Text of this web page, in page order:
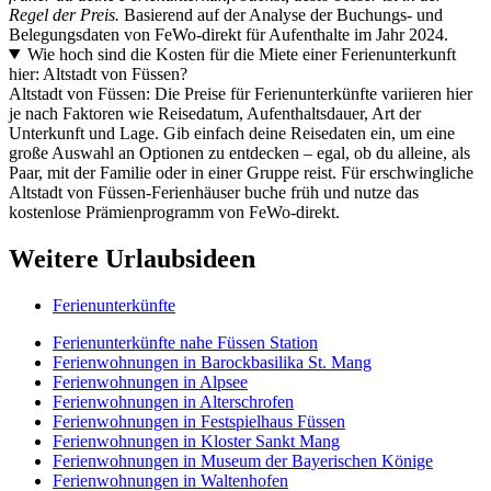
Regel der Preis. Basierend auf der Analyse der Buchungs- und
Belegungsdaten von FeWo-direkt für Aufenthalte im Jahr 2024.
Wie hoch sind die Kosten für die Miete einer Ferienunterkunft
hier: Altstadt von Füssen?
Altstadt von Füssen: Die Preise für Ferienunterkünfte variieren hier
je nach Faktoren wie Reisedatum, Aufenthaltsdauer, Art der
Unterkunft und Lage. Gib einfach deine Reisedaten ein, um eine
große Auswahl an Optionen zu entdecken – egal, ob du alleine, als
Paar, mit der Familie oder in einer Gruppe reist. Für erschwingliche
Altstadt von Füssen-Ferienhäuser buche früh und nutze das
kostenlose Prämienprogramm von FeWo-direkt.
Weitere Urlaubsideen
Ferienunterkünfte
Ferienunterkünfte nahe Füssen Station
Ferienwohnungen in Barockbasilika St. Mang
Ferienwohnungen in Alpsee
Ferienwohnungen in Alterschrofen
Ferienwohnungen in Festspielhaus Füssen
Ferienwohnungen in Kloster Sankt Mang
Ferienwohnungen in Museum der Bayerischen Könige
Ferienwohnungen in Waltenhofen